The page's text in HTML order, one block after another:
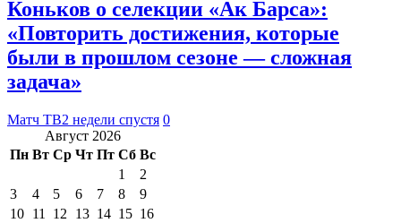
Коньков о селекции «Ак Барса»:
«Повторить достижения, которые
были в прошлом сезоне — сложная
задача»
Матч ТВ2 недели спустя 0
Август 2026
Пн Вт Ср Чт Пт Сб Вс
1
2
3
4 5 6 7 8
9
10 11 12 13 14 15 16